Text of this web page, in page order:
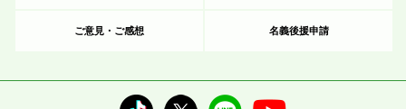
ご意見・ご感想 名義後援申請